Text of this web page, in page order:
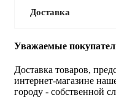
Доставка
Уважаемые
Доставка товаров,
интернет-магазине
городу - собственной